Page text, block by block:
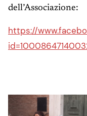
dell’Associazione:
https://